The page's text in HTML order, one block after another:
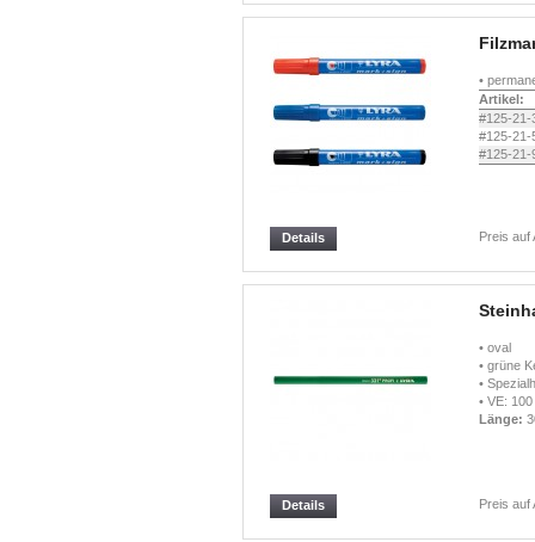
•
Artikel:
#125-21-
#125-21-
#125-21-
Preis auf
Details
• oval
• grüne
•
• VE:
Länge:
Preis auf
Details